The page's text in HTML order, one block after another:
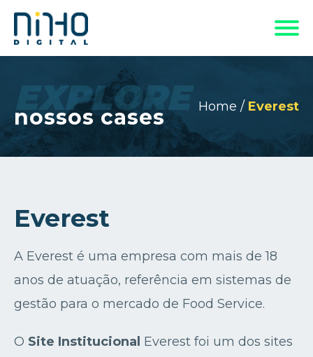
EXPLORE
nossos cases Home / Everest
Everest
A Everest é uma empresa com mais de 18
anos de atuação, referência em sistemas de
gestão para o mercado de Food Service.
O Site Institucional Everest foi um dos sites